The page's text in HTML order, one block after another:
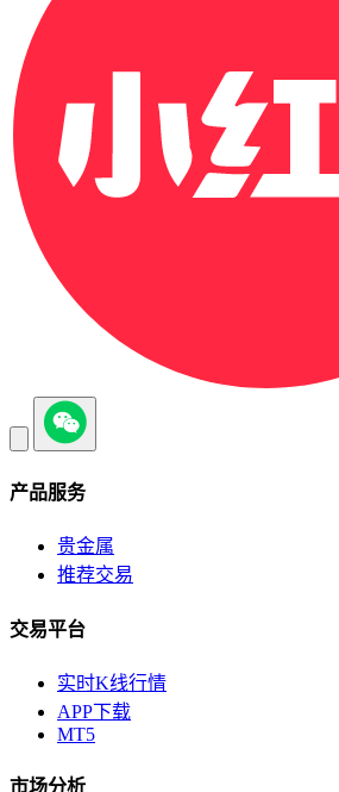
产品服务
贵金属
推荐交易
交易平台
实时K线行情
APP下载
MT5
市场分析